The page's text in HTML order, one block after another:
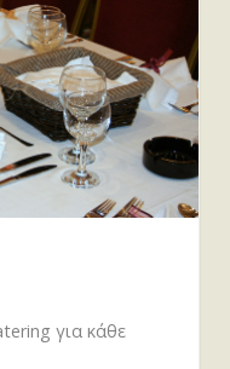
για κάθε